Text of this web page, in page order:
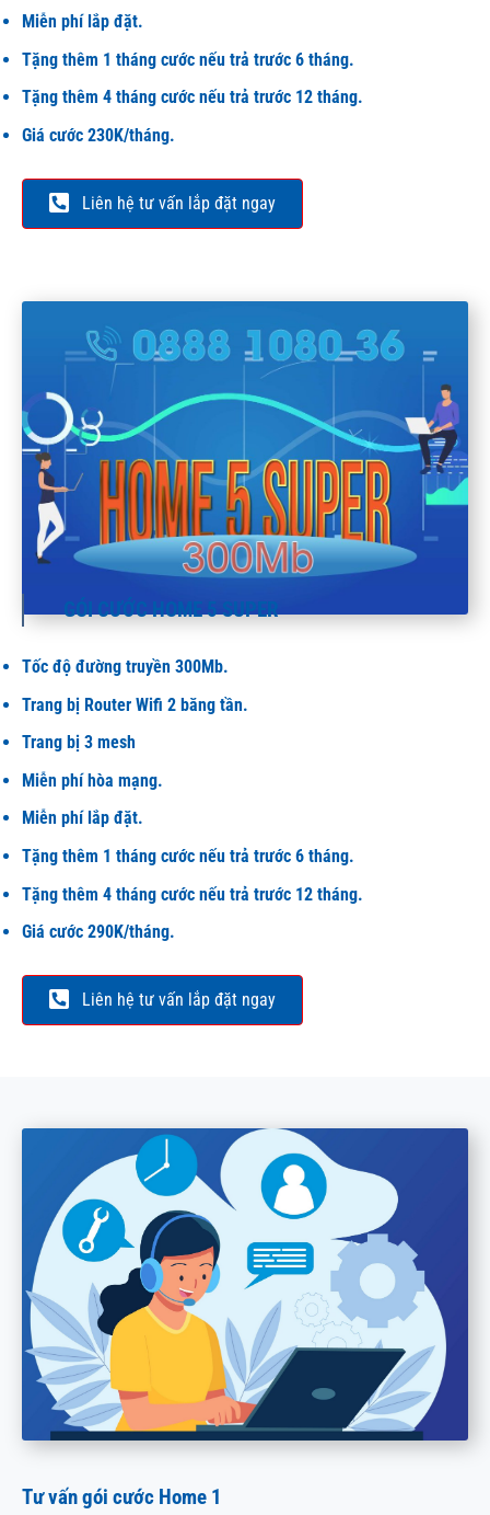
Miễn phí lắp đặt.
Tặng thêm 1 tháng cước nếu trả trước 6 tháng.
Tặng thêm 4 tháng cước nếu trả trước 12 tháng.
Giá cước 230K/tháng.
Liên hệ tư vấn lắp đặt ngay
GÓI CƯỚC HOME 5 SUPER
Tốc độ đường truyền 300Mb.
Trang bị Router Wifi 2 băng tần.
Trang bị 3 mesh
Miễn phí hòa mạng.
Miễn phí lắp đặt.
Tặng thêm 1 tháng cước nếu trả trước 6 tháng.
Tặng thêm 4 tháng cước nếu trả trước 12 tháng.
Giá cước 290K/tháng.
Liên hệ tư vấn lắp đặt ngay
Tư vấn gói cước Home 1